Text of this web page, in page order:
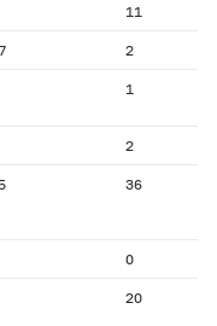
11
2
1
2
36
0
20